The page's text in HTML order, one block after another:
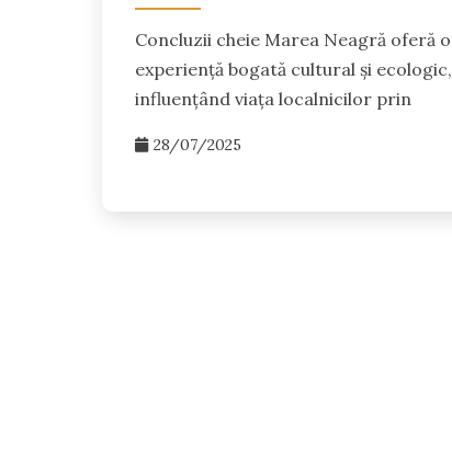
Concluzii cheie Marea Neagră oferă o
experiență bogată cultural și ecologic,
influențând viața localnicilor prin
28/07/2025